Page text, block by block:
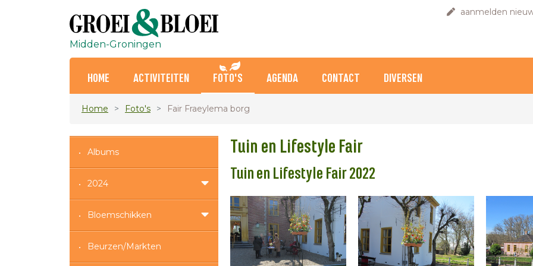
aanmelden
Midden-Groningen
HOME ACTIVITEITEN FOTO'S AGENDA CONTACT DIVERSEN
Home Foto's Fair Fraeylema borg
Albums
2024
Bloemschikken
Beurzen/Markten
Tuin en Lifestyle Fair
Tuin en Lifestyle Fair 2022